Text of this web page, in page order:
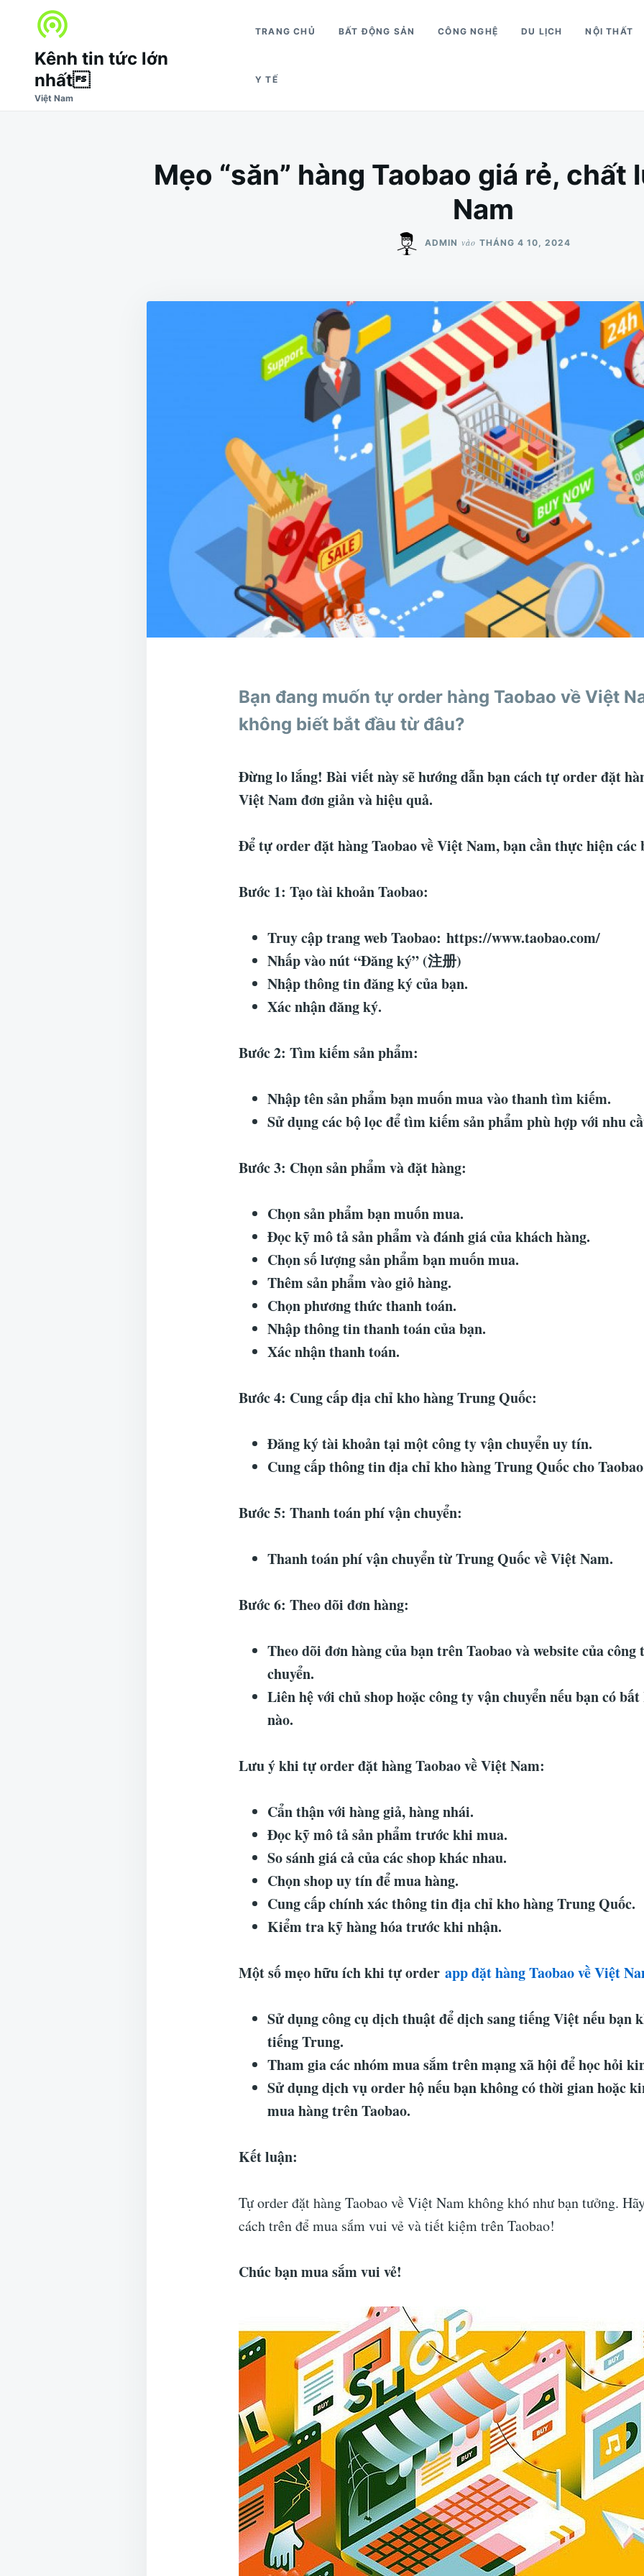
cho:
Kênh tin tức lớn
nhất
Việt Nam
TRANG CHỦ BẤT ĐỘNG SẢN CÔNG NGHỆ DU LỊCH NỘI THẤT
Y TẾ
Mẹo “săn” hàng Taobao giá rẻ,
Nam
ADMIN vào THÁNG 4 10, 2024
Bạn đang muốn tự order hàng Taobao về Việt
không biết bắt đầu từ đâu?
Đừng lo lắng! Bài viết này sẽ hướng dẫn bạn cách tự order đặt
Việt Nam đơn giản và hiệu quả.
Để tự order đặt hàng Taobao về Việt Nam, bạn cần thực hiện các
Bước 1: Tạo tài khoản Taobao:
Truy cập trang web Taobao: https://www.taobao.com/
Nhấp vào nút “Đăng ký” (注册)
Nhập thông tin đăng ký của bạn.
Xác nhận đăng ký.
Bước 2: Tìm kiếm sản phẩm:
Nhập tên sản phẩm bạn muốn mua vào thanh tìm kiếm.
Sử dụng các bộ lọc để tìm kiếm sản phẩm phù hợp với nhu
Bước 3: Chọn sản phẩm và đặt hàng:
Chọn sản phẩm bạn muốn mua.
Đọc kỹ mô tả sản phẩm và đánh giá của khách hàng.
Chọn số lượng sản phẩm bạn muốn mua.
Thêm sản phẩm vào giỏ hàng.
Chọn phương thức thanh toán.
Nhập thông tin thanh toán của bạn.
Xác nhận thanh toán.
Bước 4: Cung cấp địa chỉ kho hàng Trung Quốc:
Đăng ký tài khoản tại một công ty vận chuyển uy tín.
Cung cấp thông tin địa chỉ kho hàng Trung Quốc cho
Bước 5: Thanh toán phí vận chuyển:
Thanh toán phí vận chuyển từ Trung Quốc về Việt Nam.
Bước 6: Theo dõi đơn hàng:
Theo dõi đơn hàng của bạn trên Taobao và website của công
chuyển.
Liên hệ với chủ shop hoặc công ty vận chuyển nếu bạn có
nào.
Lưu ý khi tự order đặt hàng Taobao về Việt Nam:
Cẩn thận với hàng giả, hàng nhái.
Đọc kỹ mô tả sản phẩm trước khi mua.
So sánh giá cả của các shop khác nhau.
Chọn shop uy tín để mua hàng.
Cung cấp chính xác thông tin địa chỉ kho hàng Trung Quốc.
Kiểm tra kỹ hàng hóa trước khi nhận.
Một số mẹo hữu ích khi tự order app đặt hàng Taobao về Việt
Sử dụng công cụ dịch thuật để dịch sang tiếng Việt nếu bạn
tiếng Trung.
Tham gia các nhóm mua sắm trên mạng xã hội để học hỏi
Sử dụng dịch vụ order hộ nếu bạn không có thời gian hoặc
mua hàng trên Taobao.
Kết luận:
Tự order đặt hàng Taobao về Việt Nam không khó như bạn tưởng.
cách trên để mua sắm vui vẻ và tiết kiệm trên Taobao!
Chúc bạn mua sắm vui vẻ!